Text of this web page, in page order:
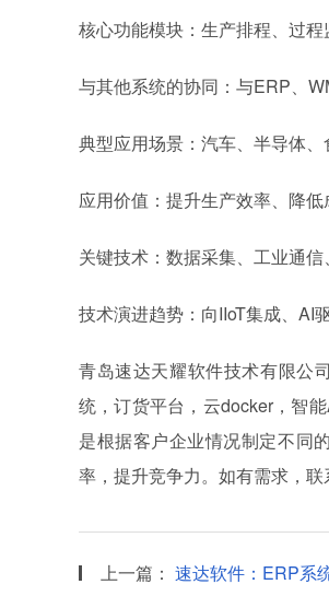
核心功能模块：生产排程、过
与其他系统的协同：与ERP、
典型应用场景：汽车、半导体
应用价值：提升生产效率、降
关键技术：数据采集、工业通
技术演进趋势：向IIoT集成、AI
青岛速达天耀软件技术有限公
统，订货平台，云docker，智
是根据客户企业情况制定不同
率，提升竞争力。如有需求，联
上一篇： 速达软件：ERP系